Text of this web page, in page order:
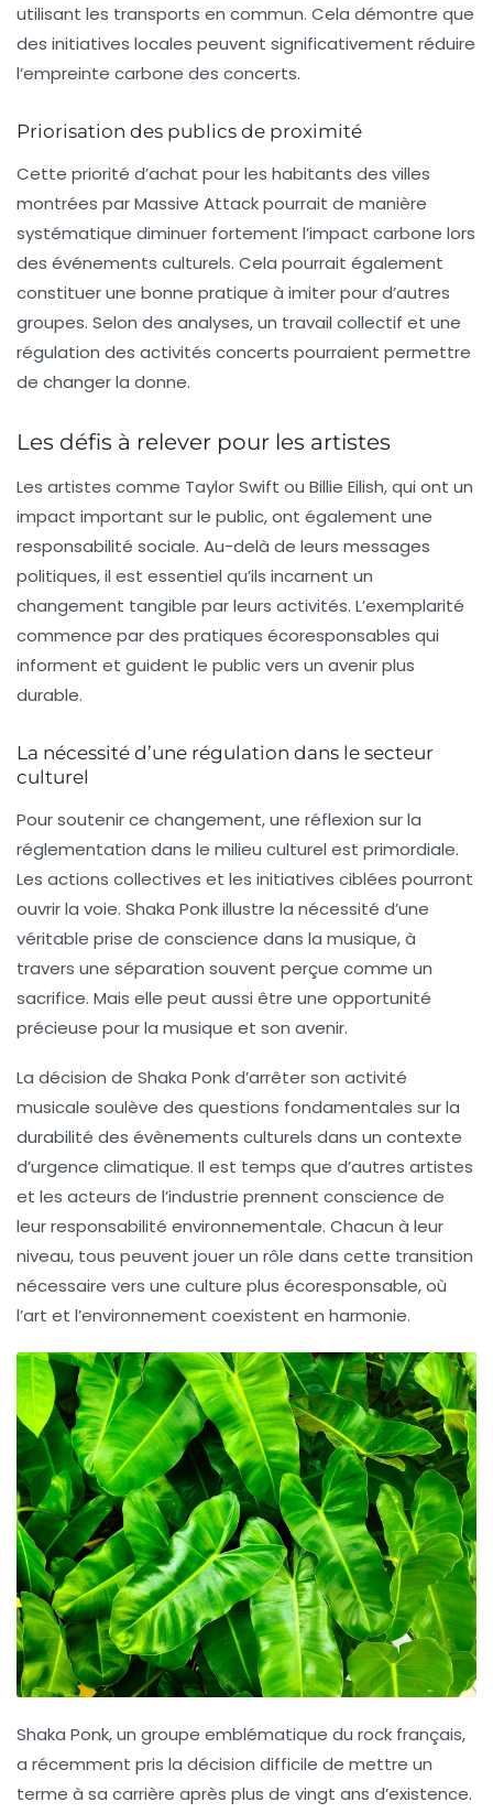
utilisant les transports en commun. Cela démontre que
des initiatives locales peuvent significativement réduire
l’empreinte carbone des concerts.
Priorisation des publics de proximité
Cette priorité d’achat pour les habitants des villes
montrées parMassive Attackpourrait de manière
systématique diminuer fortement l’impact carbone lors
des événements culturels. Cela pourrait également
constituer une bonne pratique à imiter pour d’autres
groupes. Selon des analyses, un travail collectif et une
régulation des activités concerts pourraient permettre
de changer la donne.
Les défis à relever pour les artistes
Les artistes comme Taylor Swift ou Billie Eilish, qui ont un
impact important sur le public, ont également une
responsabilité sociale. Au-delà de leurs messages
politiques, il est essentiel qu’ils incarnent un
changement tangible par leurs activités. L’exemplarité
commence par des pratiques écoresponsables qui
informent et guident le public vers un avenir plus
durable.
La nécessité d’une régulation dans le secteur
culturel
Pour soutenir ce changement, une réflexion sur la
réglementation dans le milieu culturel est primordiale.
Les actions collectives et les initiatives ciblées pourront
ouvrir la voie. Shaka Ponkillustre la nécessité d’une
véritable prise de conscience dans la musique, à
travers une séparation souvent perçue comme un
sacrifice. Mais elle peut aussi être une opportunité
précieuse pour la musique et son avenir.
La décision de Shaka Ponkd’arrêter son activité
musicale soulève des questions fondamentales sur la
durabilité des évènements culturels dans un contexte
d’urgence climatique. Il est temps que d’autres artistes
et les acteurs de l’industrie prennent conscience de
leur responsabilité environnementale. Chacun à leur
niveau, tous peuvent jouer un rôle dans cette transition
nécessaire vers une culture plus écoresponsable, où
l’art et l’environnement coexistent en harmonie.
Shaka Ponk, un groupe emblématique du rock français,
a récemment pris la décision difficile de mettre un
terme à sa carrière après plus de vingt ans d’existence.